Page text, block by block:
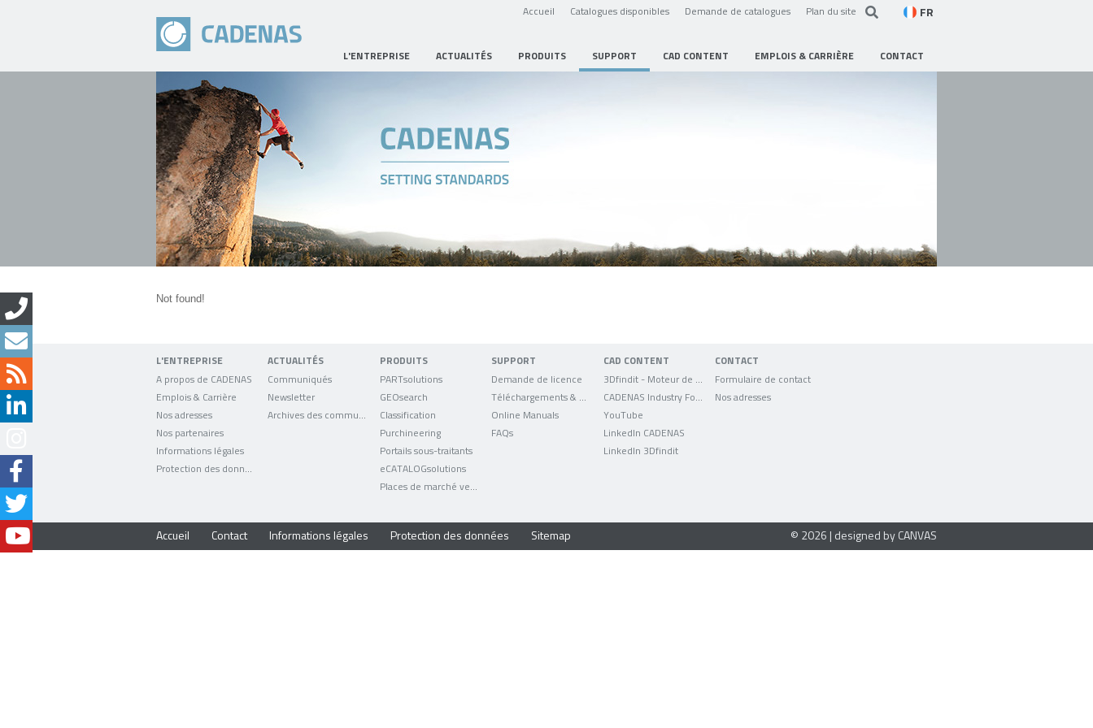
Accueil Catalogues disponibles Demande de catalogues Plan du site FR
L'ENTREPRISE ACTUALITÉS PRODUITS SUPPORT CAD CONTENT EMPLOIS & CARRIÈRE CONTACT
Not found!
L'ENTREPRISE
A propos de CADENAS
Emplois & Carrière
Nos adresses
Nos partenaires
Informations légales
ACTUALITÉS
Communiqués
Newsletter
PRODUITS
PARTsolutions
GEOsearch
Classification
Purchineering
Portails sous-traitants
eCATALOGsolutions
SUPPORT
Demande de licence
Online Manuals
FAQs
CAD CONTENT
YouTube
LinkedIn CADENAS
LinkedIn 3Dfindit
CONTACT
Formulaire de contact
Nos adresses
Accueil Contact Informations légales Protection des données Sitemap © 2026 | designed by CANVAS